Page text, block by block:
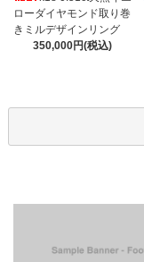
ローダイヤモンド取り巻
きミルデザインリング
350,000円(税込)